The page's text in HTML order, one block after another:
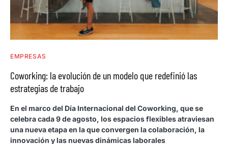
EMPRESAS
Coworking: la evolución de un modelo que redefinió las
estrategias de trabajo
En el marco del Día Internacional del Coworking, que se
celebra cada 9 de agosto, los espacios flexibles atraviesan
una nueva etapa en la que convergen la colaboración, la
innovación y las nuevas dinámicas laborales